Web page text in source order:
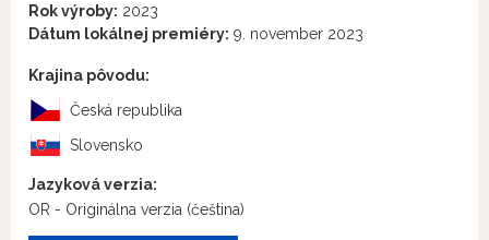
Rok výroby: 2023
Dátum lokálnej premiéry: 9. november 2023
Krajina pôvodu:
Česká republika
Slovensko
Jazyková verzia:
OR - Originálna verzia (čeština)